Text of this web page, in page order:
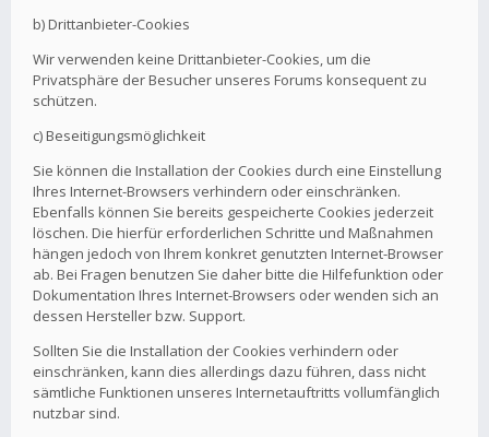
b) Drittanbieter-Cookies
Wir verwenden keine Drittanbieter-Cookies, um die
Privatsphäre der Besucher unseres Forums konsequent zu
schützen.
c) Beseitigungsmöglichkeit
Sie können die Installation der Cookies durch eine Einstellung
Ihres Internet-Browsers verhindern oder einschränken.
Ebenfalls können Sie bereits gespeicherte Cookies jederzeit
löschen. Die hierfür erforderlichen Schritte und Maßnahmen
hängen jedoch von Ihrem konkret genutzten Internet-Browser
ab. Bei Fragen benutzen Sie daher bitte die Hilfefunktion oder
Dokumentation Ihres Internet-Browsers oder wenden sich an
dessen Hersteller bzw. Support.
Sollten Sie die Installation der Cookies verhindern oder
einschränken, kann dies allerdings dazu führen, dass nicht
sämtliche Funktionen unseres Internetauftritts vollumfänglich
nutzbar sind.